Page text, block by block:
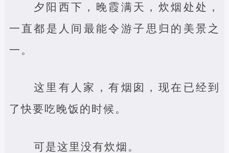
夕阳西下，晚霞满天，炊烟处处，
一直都是人间最能令游子思归的美景之
一。
这里有人家，有烟囱，现在已经到
了快要吃晚饭的时候。
可是这里没有炊烟。